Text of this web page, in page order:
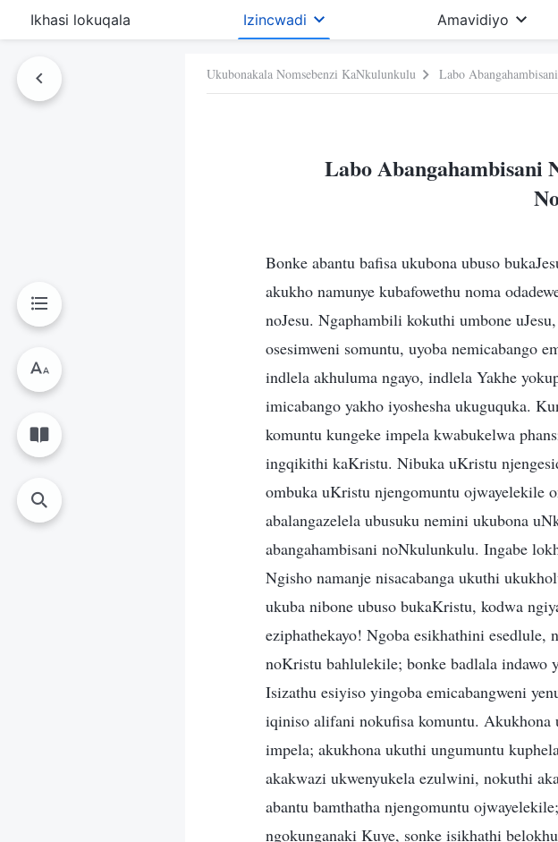
Ikhasi lokuqala Izincwadi Amavidiyo
Ukubonakala Nomsebenzi KaNkulunkulu Labo
Labo Abangahambisani
Bonke abantu bafisa ukubona ubuso
akukho namunye kubafowethu noma
noJesu. Ngaphambili kokuthi umbone
osesimweni somuntu, uyoba nemicabango
indlela akhuluma ngayo, indlela Yakhe
imicabango yakho iyoshesha ukuguquka.
komuntu kungeke impela kwabukelwa
ingqikithi kaKristu. Nibuka uKristu
ombuka uKristu njengomuntu ojwayelekile
abalangazelela ubusuku nemini ukubona
abangahambisani noNkulunkulu. Ingabe
Ngisho namanje nisacabanga ukuthi
ukuba nibone ubuso bukaKristu, kodwa
eziphathekayo! Ngoba esikhathini esedlule,
noKristu bahlulekile; bonke badlala indawo
Isizathu esiyiso yingoba emicabangweni
iqiniso alifani nokufisa komuntu. Akukhona
impela; akukhona ukuthi ungumuntu
akakwazi ukwenyukela ezulwini, nokuthi
abantu bamthatha njengomuntu
ngokunganaki Kuye, sonke isikhathi